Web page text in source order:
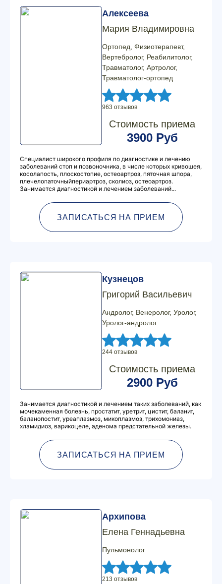
Алексеева
Мария Владимировна
Ортопед, Физиотерапевт,
Вертебролог, Реабилитолог,
Травматолог, Артролог,
Травматолог-ортопед
963 отзывов
Стоимость приема
3900 Руб
Специалист широкого профиля по диагностике и лечению
заболеваний стоп и позвоночника, в числе которых кривошея,
косолапость, плоскостопие, остеоартроз, пяточная шпора,
плечелопаточныйпериартроз, сколиоз, остеоартроз.
Занимается диагностикой и лечением заболеваний...
ЗАПИСАТЬСЯ НА ПРИЕМ
Кузнецов
Григорий Васильевич
Андролог, Венеролог, Уролог,
Уролог-андролог
244 отзывов
Стоимость приема
2900 Руб
Занимается диагностикой и лечением таких заболеваний, как
мочекаменная болезнь, простатит, уретрит, цистит, баланит,
баланопостит, уреаплазмоз, микоплазмоз, трихомониаз,
хламидиоз, варикоцеле, аденома предстательной железы.
ЗАПИСАТЬСЯ НА ПРИЕМ
Архипова
Елена Геннадьевна
Пульмонолог
213 отзывов